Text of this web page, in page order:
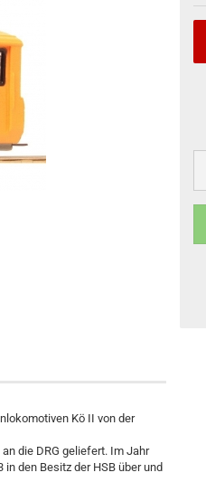
Kö II von der
die DRG geliefert. Im Jahr
den Besitz der HSB über und